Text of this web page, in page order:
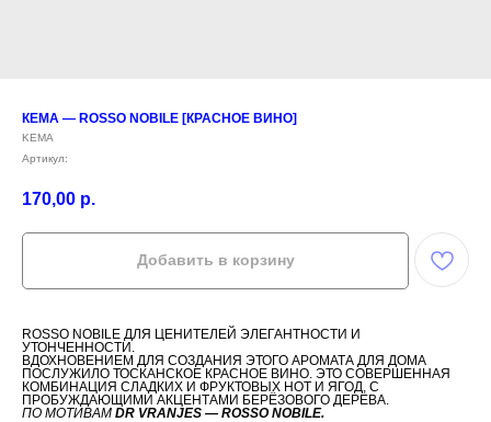
КЕМА — ROSSO NOBILE [КРАСНОЕ ВИНО]
KEMA
Артикул:
170,00 р.
Добавить в корзину
ROSSO NOBILE ДЛЯ ЦЕНИТЕЛЕЙ ЭЛЕГАНТНОСТИ И
УТОНЧЕННОСТИ.
ВДОХНОВЕНИЕМ ДЛЯ СОЗДАНИЯ ЭТОГО АРОМАТА ДЛЯ ДОМА
ПОСЛУЖИЛО ТОСКАНСКОЕ КРАСНОЕ ВИНО. ЭТО СОВЕРШЕННАЯ
КОМБИНАЦИЯ СЛАДКИХ И ФРУКТОВЫХ НОТ И ЯГОД, С
ПРОБУЖДАЮЩИМИ АКЦЕНТАМИ БЕРЁЗОВОГО ДЕРЕВА.
ПО МОТИВАМ DR VRANJES — ROSSO NOBILE.